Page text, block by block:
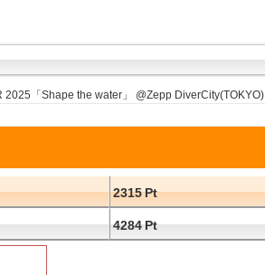
2025「Shape the water」 @Zepp DiverCity(TOKYO)
2315Pt
4284Pt